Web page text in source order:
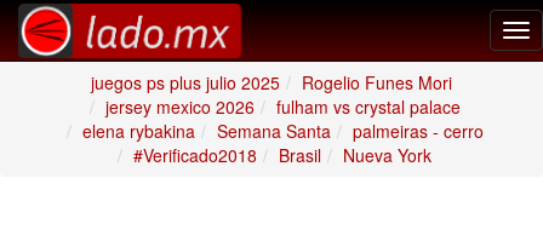
juegos ps plus julio 2025
Rogelio Funes Mori
jersey mexico 2026
fulham vs crystal palace
elena rybakina
Semana Santa
palmeiras - cerro
#Verificado2018
Brasil Nueva York